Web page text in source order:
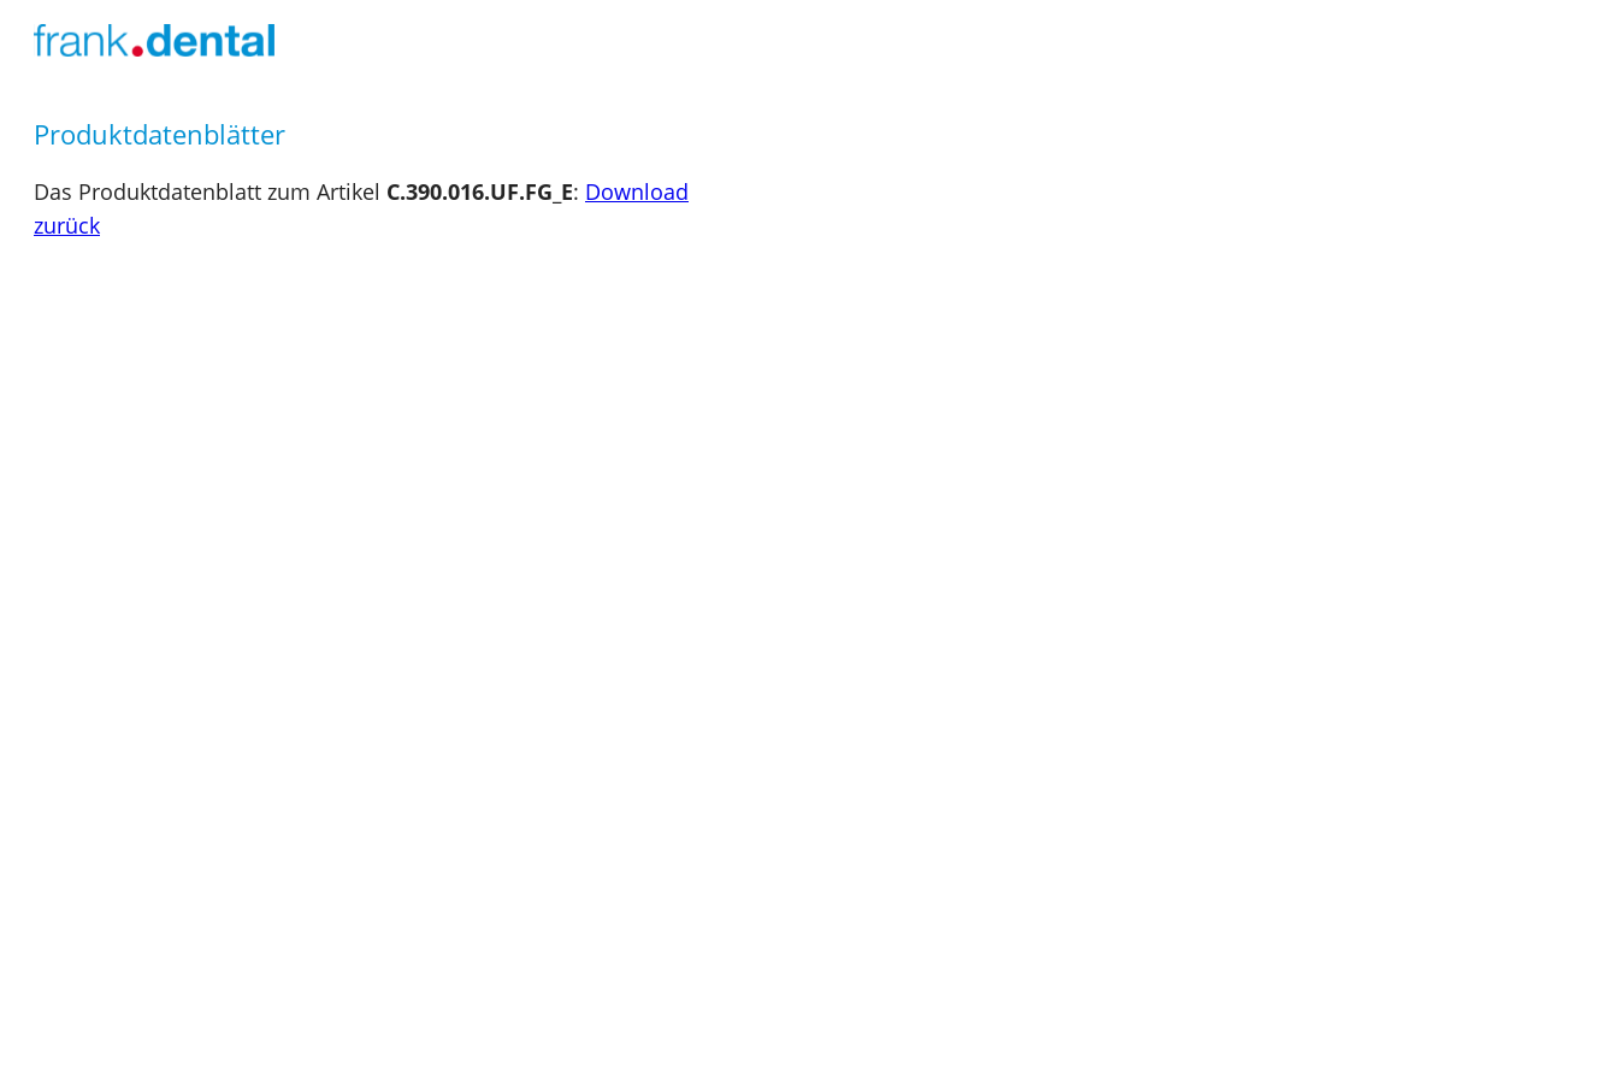
Produktdatenblätter
Das Produktdatenblatt zum Artikel C.390.016.UF.FG_E: Download
zurück